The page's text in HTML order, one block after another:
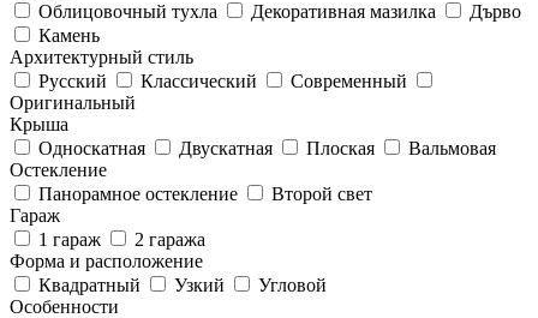
Облицовочный тухла
Декоративная мазилка
Дърво
Камень
Архитектурный стиль
Русский
Классический
Современный
Оригинальный
Крыша
Односкатная
Двускатная Плоская
Вальмовая
Остекление
Панорамное остекление
Второй свет
Гараж
1 гараж
2 гаража
Форма и расположение
Квадратный
Узкий
Угловой
Особенности